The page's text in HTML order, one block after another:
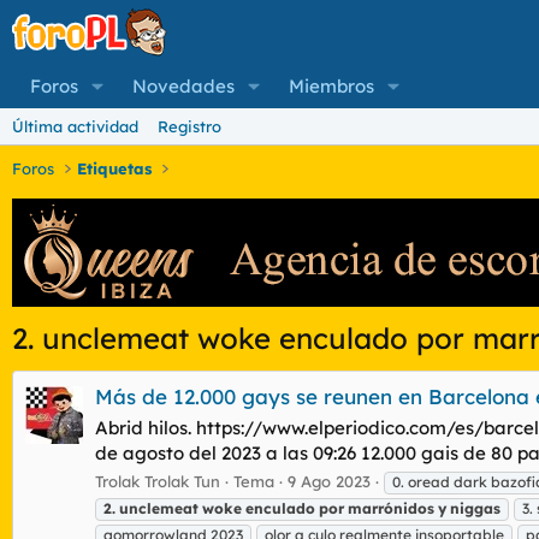
Foros Novedades Miembros
Última actividad Registro
Foros Etiquetas
2. unclemeat woke enculado por
Más de 12.000 gays se reunen en
Abrid hilos. https://www.elperiodico.com/es/
de agosto del 2023 a las 09:26 12.000 gais de 80
Trolak Trolak Tun Tema 9 Ago 2023 0. oread dark
2. unclemeat woke enculado por marrónidos y niggas 3.
gomorrowland 2023
olor a culo realmente insoportable